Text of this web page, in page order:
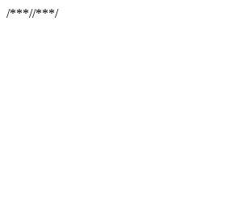
/***//***/